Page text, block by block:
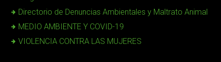
Directorio de Denuncias Ambientales y Maltrato Animal
MEDIO AMBIENTE Y COVID-19
VIOLENCIA CONTRA LAS MUJERES